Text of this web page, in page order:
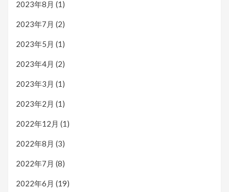
2023年8月 (1)
2023年7月 (2)
2023年5月 (1)
2023年4月 (2)
2023年3月 (1)
2023年2月 (1)
2022年12月 (1)
2022年8月 (3)
2022年7月 (8)
2022年6月 (19)